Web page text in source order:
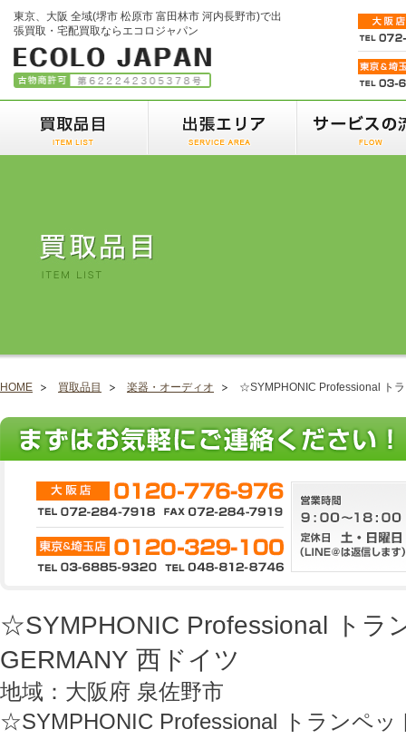
東京、大阪 全域(堺市 松原市 富田林市 河内長野市)で出
張買取・宅配買取ならエコロジャパン
HOME 買取品目 楽器・オーディオ ☆SYMPHONIC Professional ト
☆SYMPHONIC Professional トラ
GERMANY 西ドイツ
地域：大阪府 泉佐野市
☆SYMPHONIC Professional トランペッ